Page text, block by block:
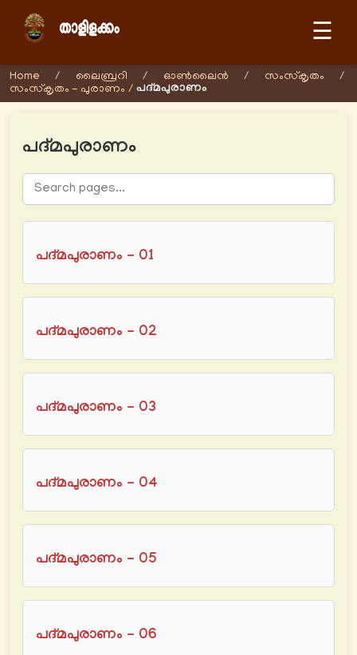
☰
Home / ലൈബ്രറി / ഓണ്‍ലൈന്‍ / സംസ്കൃതം
/
സംസ്കൃതം - പുരാണം / പദ്മപുരാണം
പദ്മപുരാണം
പദ്മപുരാണം - 01
പദ്മപുരാണം - 02
പദ്മപുരാണം - 03
പദ്മപുരാണം - 04
പദ്മപുരാണം - 05
പദ്മപുരാണം - 06